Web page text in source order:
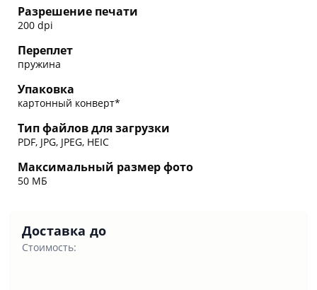
Разрешение печати
200 dpi
Переплет
пружина
Упаковка
картонный конверт*
Тип файлов для загрузки
PDF, JPG, JPEG, HEIC
Максимальный размер фото
50 МБ
Доставка до
Стоимость: